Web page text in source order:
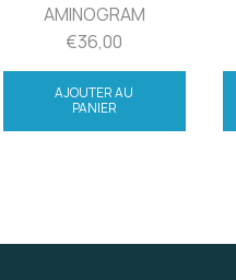
AMINOGRAM
€36,00
AJOUTER AU
PANIER